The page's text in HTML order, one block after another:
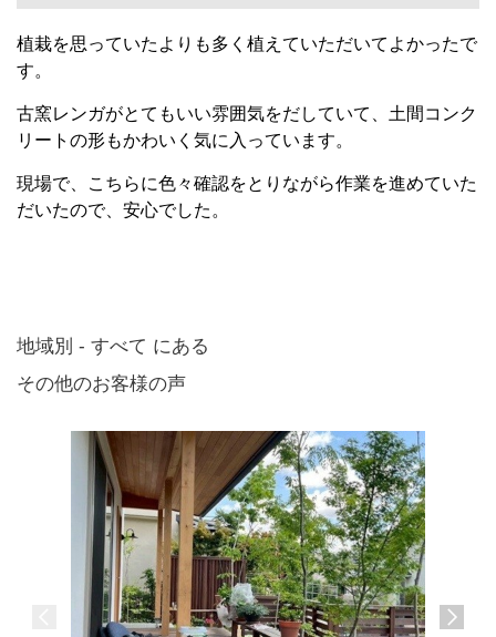
植栽を思っていたよりも多く植えていただいてよかったで
す。
古窯レンガがとてもいい雰囲気をだしていて、土間コンク
リートの形もかわいく気に入っています。
現場で、こちらに色々確認をとりながら作業を進めていた
だいたので、安心でした。
地域別 - すべて にある
その他のお客様の声